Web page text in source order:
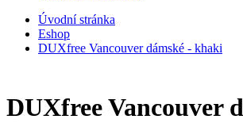
Úvodní stránka
Eshop
DUXfree Vancouver dámské - khaki
DUXfree Vancouver